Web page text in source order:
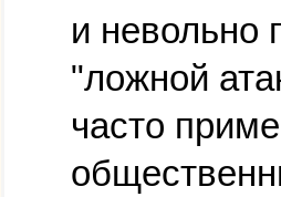
и невольно
"ложной
часто